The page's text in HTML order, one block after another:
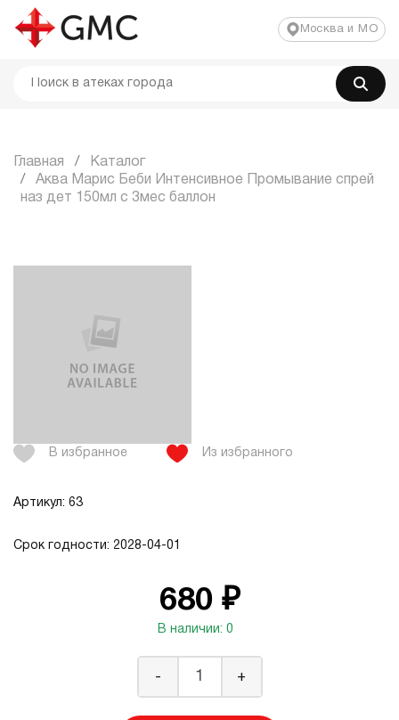
Москва и МО
Главная
Каталог
Аква Марис Беби Интенсивное Промывание спрей
наз дет 150мл с 3мес баллон
В избранное Из избранного
Артикул: 63
Срок годности: 2028-04-01
680 ₽
В наличии: 0
- +